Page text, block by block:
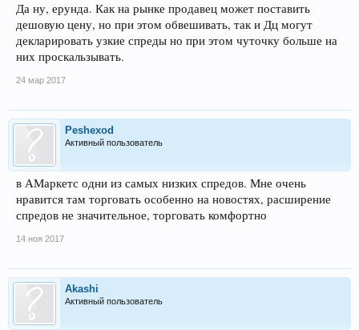
Да ну, ерунда. Как на рынке продавец может поставить
дешовую цену, но при этом обвешивать, так и Дц могут
декларировать узкие спреды но при этом чуточку больше на
них проскальзывать.
24 мар 2017
Peshexod
Активный пользователь
в АМаркетс одни из самых низких спредов. Мне очень
нравится там торговать особенно на новостях, расширение
спредов не значительное, торговать комфортно
14 ноя 2017
Akashi
Активный пользователь